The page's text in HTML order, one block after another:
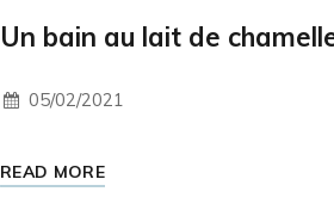
Un bain au lait de
05/02/2021
READ MORE